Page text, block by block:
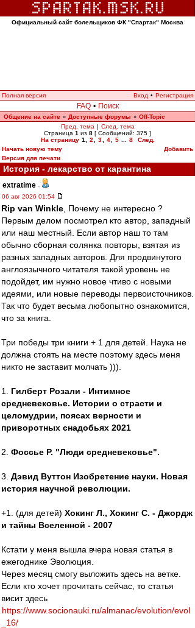
Официальный сайт болельщиков ФК "Спартак" Москва
Полная версия Вход • Регистрация
FAQ • Поиск
Общение на сайте » Доступные форумы » Off-Topic
Пред. тема | След. тема
Страница 1 из 8 [ Сообщений: 375 ]
На страницу 1 2 3 4 5 8
След.
Начать новую тему
Добавить
Версия для печати
История - лекарство от карантина
extratime -
06 авг 2026 01:54
Rip van Winkle , Почему не интересно ?
Первым делом посмотрел кто автор, западный
или наш местный. Если автор наш то там
обычно сборная солянка повторы, взятая из
разных западных авторов. Для продвинутого
англоязычного читателя такой уровень не
подойдет, им нужно новое чтиво с новыми
идеями, или новые переводы первоисточников.
Так что будет весьма любопытно ознакомится,
что за книга.
Три победы три книги + 1 для детей. Наука не
должна стоять на месте поэтому здесь меня
никто не заставит молчать ))).
1. Гилберт Розали - Интимное
средневековье. Истории о страсти и
целомудрии, поясах верности и
приворотных снадобьях 2021
2. Фоссье Р. "Люди средневековье".
3. Дэвид Вуттон Изобретение науки. Новая
история научной революции.
+1. (для детей) Хокинг Л., Хокинг С. - Джордж
и тайны Вселенной - 2007
Кстати у меня вышла вчера новая статья в
ежегоднике Эволюция.
Через месяц смогу выложить здесь на ветке.
Если кто хочет прочитать сейчас, то статья
висит здесь
https://www.socionauki.ru/almanac/evolution/evol
_16/